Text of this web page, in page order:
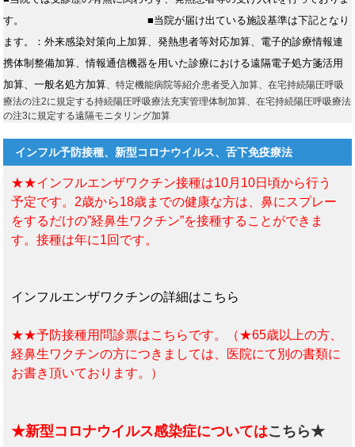
す。
■当院が届け出ている施設基準は下記となり
ます。：外来感染対策向上加算、発熱患者等対応加算、電子的診療情報連
携体制整備加算、情報通信機器を用いた診療における遠隔電子処方箋活用
加算、一般名処方加算 、特定機能病院等紹介患者受入加算、在宅持続陽圧呼吸
療法の注2に規定する持続陽圧呼吸療法充実管理体制加算、在宅持続陽圧呼吸療法
の注3に規定する遠隔モニタリング加算
インフル予防接種、新型コロナウイルス、舌下免疫療法
★★インフルエンザワクチン接種は10月10日頃から行う
予定です。2歳から18歳までの健康な方は、鼻にスプレー
をするだけの”経鼻生ワクチン”を接種することができま
す。接種は年に1回です。
インフルエンザワクチンの詳細はこちら
★★予防接種用問診票はこちらです。（★65歳以上の方、
経鼻生ワクチンの方につきましては、医院にて別の書類に
お書き頂いております。）
★新型コロナウイルス感染症についてはこちら★